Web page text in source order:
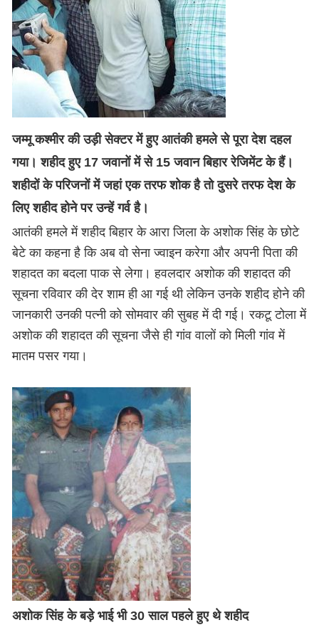
जम्मू कश्मीर की उड़ी सेक्टर में हुए आतंकी हमले से पूरा देश दहल
गया। शहीद हुए 17 जवानों में से 15 जवान बिहार रेजिमेंट के हैं।
शहीदों के परिजनों में जहां एक तरफ शोक है तो दुसरे तरफ देश के
लिए शहीद होने पर उन्हें गर्व है।
आतंकी हमले में शहीद बिहार के आरा जिला के अशोक सिंह के छोटे
बेटे का कहना है कि अब वो सेना ज्वाइन करेगा और अपनी पिता की
शहादत का बदला पाक से लेगा। हवलदार अशोक की शहादत की
सूचना रविवार की देर शाम ही आ गई थी लेकिन उनके शहीद होने की
जानकारी उनकी पत्नी को सोमवार की सुबह में दी गई। रकटू टोला में
अशोक की शहादत की सूचना जैसे ही गांव वालों को मिली गांव में
मातम पसर गया।
अशोक सिंह के बड़े भाई भी 30 साल पहले हुए थे शहीद